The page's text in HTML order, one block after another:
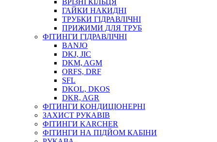
ВРІЗНІ КІЛЬЦЯ
ГАЙКИ НАКИДНІ
ТРУБКИ ГІДРАВЛІЧНІ
ПРИЖИМИ ДЛЯ ТРУБ
ФІТИНГИ ГІДРАВЛІЧНІ
BANJO
DKJ, JIC
DKM, AGM
ORFS, DRF
SFL
DKOL, DKOS
DKR, AGR
ФІТИНГИ КОНДИЦІОНЕРНІ
ЗАХИСТ РУКАВІВ
ФІТИНГИ KARCHER
ФІТИНГИ НА ПІДЙОМ КАБІНИ